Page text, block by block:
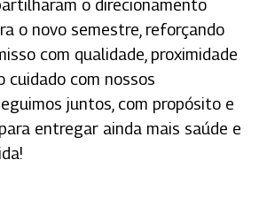
o direcionamento
o novo semestre, reforçando
com qualidade, proximidade
cuidado com nossos
juntos, com propósito e
entregar ainda mais saúde e